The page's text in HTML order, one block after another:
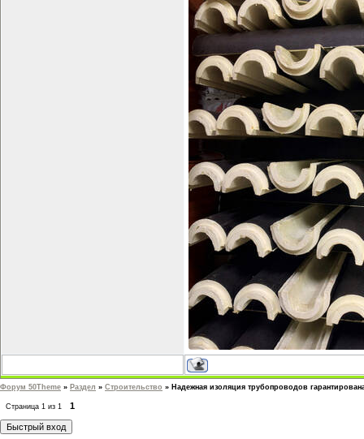
Форум 50Theme » Раздел » Строительство » Надежная изоляция трубопроводов
Страница 1 из 1 1